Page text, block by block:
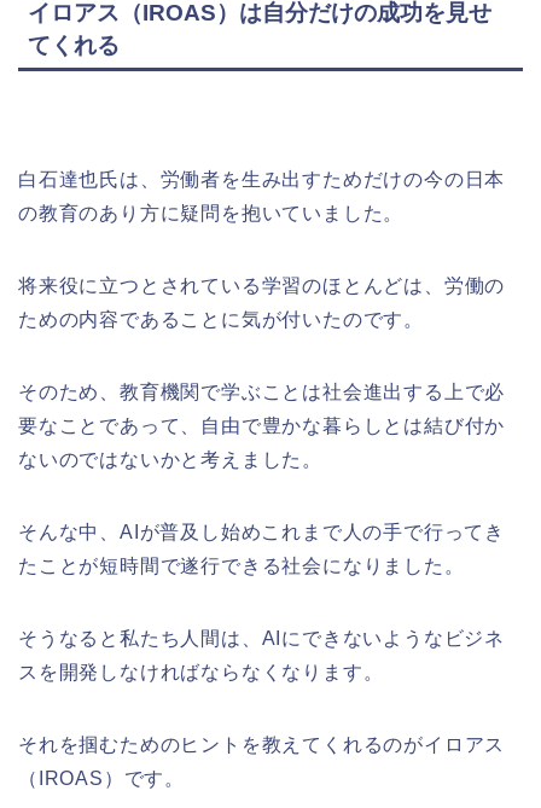
イロアス（IROAS）は自分だけの成功を見せ
てくれる
白石達也氏は、労働者を生み出すためだけの今の日本
の教育のあり方に疑問を抱いていました。
将来役に立つとされている学習のほとんどは、労働の
ための内容であることに気が付いたのです。
そのため、教育機関で学ぶことは社会進出する上で必
要なことであって、自由で豊かな暮らしとは結び付か
ないのではないかと考えました。
そんな中、 AI が普及し始めこれまで人の手で行ってき
たことが短時間で遂行できる社会になりました。
そうなると私たち人間は、 AI にできないようなビジネ
スを開発しなければならなくなります。
それを掴むためのヒントを教えてくれるのがイロアス
（ IROAS ）です。